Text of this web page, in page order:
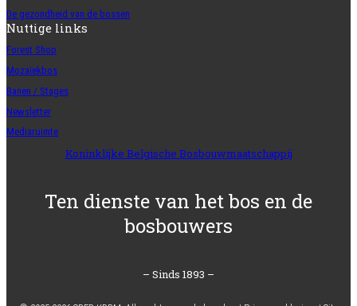
De gezondheid van de bossen
Nuttige links
Forest Shop
Mozaïekbos
Banen / Stages
Newsletter
Mediaruimte
Koninklijke Belgische Bosbouwmaatschappij
Ten dienste van het bos en de
bosbouwers
– Sinds 1893 –